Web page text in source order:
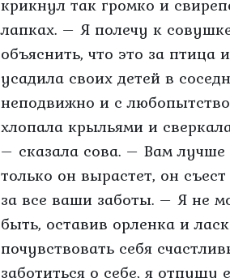
крикнул так громко и
лапках. – Я полечу к
объяснить, что это за птица
усадила своих детей в
неподвижно и с
хлопала крыльями и
– сказала сова. – Вам лучше
только он вырастет, он
за все ваши заботы. – Я не
быть, оставив орленка и
почувствовать себя
заботиться о себе, я